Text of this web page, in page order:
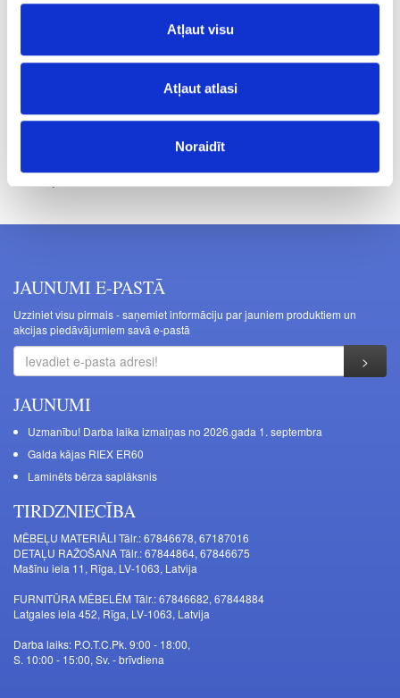
Atļaut visu
Atļaut atlasi
Noraidīt
130-150
12.02
brīdinājuma.
JAUNUMI E-PASTĀ
Uzziniet visu pirmais - saņemiet informāciju par jauniem produktiem un
akcijas piedāvājumiem savā e-pastā
JAUNUMI
Uzmanību! Darba laika izmaiņas no 2026.gada 1. septembra
Galda kājas RIEX ER60
Laminēts bērza saplāksnis
TIRDZNIECĪBA
MĒBEĻU MATERIĀLI Tālr.: 67846678, 67187016
DETAĻU RAŽOŠANA Tālr.: 67844864, 67846675
Mašīnu iela 11, Rīga, LV-1063, Latvija
FURNITŪRA MĒBELĒM Tālr.: 67846682, 67844884
Latgales iela 452, Rīga, LV-1063, Latvija
Darba laiks: P.O.T.C.Pk. 9:00 - 18:00,
S. 10:00 - 15:00, Sv. - brīvdiena